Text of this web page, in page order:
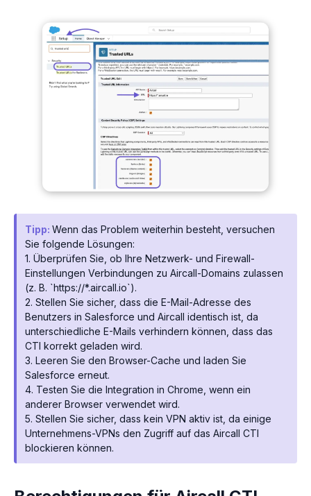
Tipp: Wenn das Problem weiterhin besteht, versuchen
Sie folgende Lösungen:
1. Überprüfen Sie, ob Ihre Netzwerk- und Firewall-
Einstellungen Verbindungen zu Aircall-Domains zulassen
(z. B. `https://*.aircall.io`).
2. Stellen Sie sicher, dass die E-Mail-Adresse des
Benutzers in Salesforce und Aircall identisch ist, da
unterschiedliche E-Mails verhindern können, dass das
CTI korrekt geladen wird.
3. Leeren Sie den Browser-Cache und laden Sie
Salesforce erneut.
4. Testen Sie die Integration in Chrome, wenn ein
anderer Browser verwendet wird.
5. Stellen Sie sicher, dass kein VPN aktiv ist, da einige
Unternehmens-VPNs den Zugriff auf das Aircall CTI
blockieren können.